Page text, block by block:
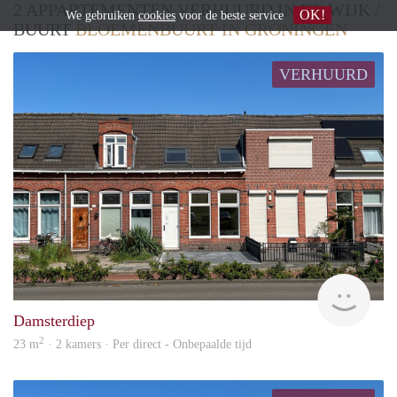
2 APPARTEMENTEN VERHUURD IN DE WIJK /
BUURTBLOEMENBUURT IN GRONINGEN
VERHUURD
Damsterdiep
23 m2 · 2 kamers · Per direct - Onbepaalde tijd
We gebruiken cookies voor de beste service OK!